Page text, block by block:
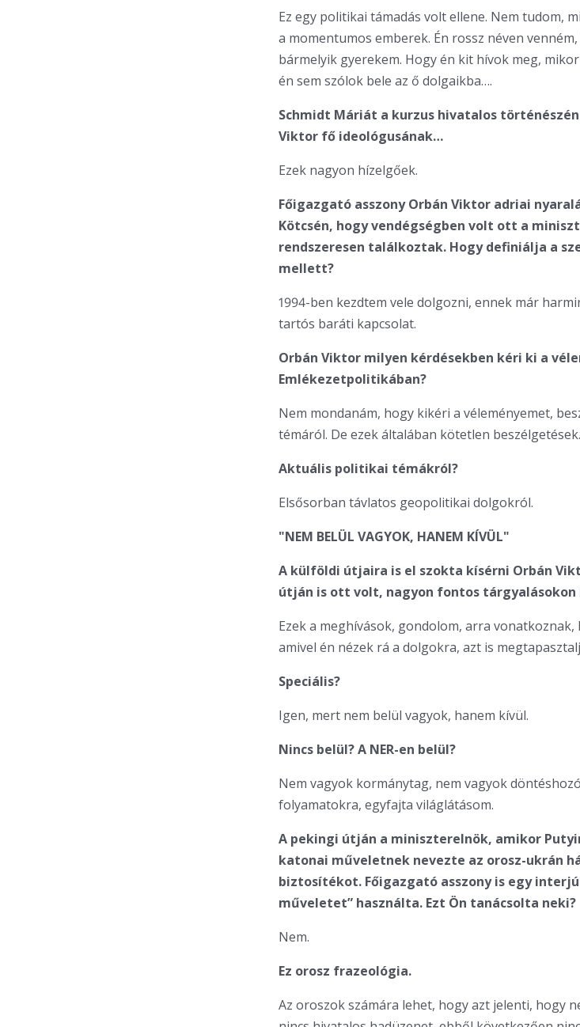
Ez egy politikai támadás volt ellene. Nem tudom,
a momentumos emberek. Én rossz néven
bármelyik gyerekem. Hogy én kit hívok meg,
én sem szólok bele az ő dolgaikba….
Schmidt Máriát a kurzus hivatalos
Viktor fő ideológusának…
Ezek nagyon hízelgőek.
Főigazgató asszony Orbán Viktor adriai
Kötcsén, hogy vendégségben volt ott a
rendszeresen találkoztak. Hogy definiálja a
mellett?
1994-ben kezdtem vele dolgozni, ennek már
tartós baráti kapcsolat.
Orbán Viktor milyen kérdésekben kéri ki a
Emlékezetpolitikában?
Nem mondanám, hogy kikéri a véleményemet,
témáról. De ezek általában kötetlen beszélgetések.
Aktuális politikai témákról?
Elsősorban távlatos geopolitikai dolgokról.
"NEM BELÜL VAGYOK, HANEM KÍVÜL"
A külföldi útjaira is el szokta kísérni Orbán
útján is ott volt, nagyon fontos tárgyalásokon
Ezek a meghívások, gondolom, arra
amivel én nézek rá a dolgokra, azt is
Speciális?
Igen, mert nem belül vagyok, hanem kívül.
Nincs belül? A NER-en belül?
Nem vagyok kormánytag, nem vagyok
folyamatokra, egyfajta világlátásom.
A pekingi útján a miniszterelnök, amikor
katonai műveletnek nevezte az orosz-ukrán
biztosítékot. Főigazgató asszony is egy
műveletet” használta. Ezt Ön tanácsolta neki?
Nem.
Ez orosz frazeológia.
Az oroszok számára lehet, hogy azt jelenti, hogy